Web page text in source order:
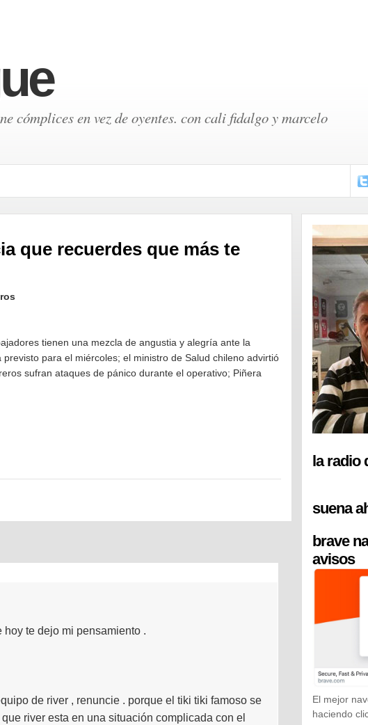
cómplices en vez de oyentes. con cali fidalgo y marcelo
que recuerdes que más te
tienen una mezcla de angustia y alegría ante la
para el miércoles; el ministro de Salud chileno advirtió
sufran ataques de pánico durante el operativo; Piñera
te dejo mi pensamiento .
de river , renuncie . porque el tiki tiki famoso se
river esta en una situación complicada con el
la radio
suena
brave
avisos
El mejor
haciendo